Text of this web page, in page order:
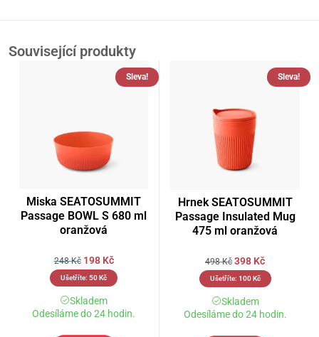
Související produkty
Sleva!
Miska SEATOSUMMIT
Passage BOWL S 680 ml
oranžová
248Kč 198 Kč
Ušetříte: 50Kč
Skladem
Odesíláme do 24 hodin.
Sleva!
Hrnek SEATOSUMMIT
Passage Insulated Mug
475 ml oranžová
498Kč 398 Kč
Ušetříte: 100Kč
Skladem
Odesíláme do 24 hodin.